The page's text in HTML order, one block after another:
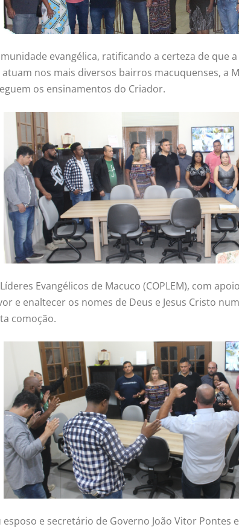
evangélica, ratificando a certeza de que
nos mais diversos bairros macuquenses, a
os ensinamentos do Criador.
Evangélicos de Macuco (COPLEM), com
e enaltecer os nomes de Deus e Jesus Cristo
comoção.
e secretário de Governo João Vitor